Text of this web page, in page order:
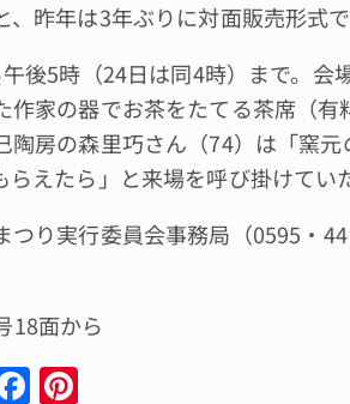
昨年は3年ぶりに対面販売形式で
後5時（24日は同4時）まで。会
作家の器でお茶をたてる茶席（
陶房の森里巧さん（74）は「窯
えたら」と来場を呼び掛けてい
り実行委員会事務局（0595・
18面から
F